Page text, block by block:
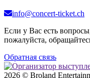
info@concert-ticket.ch
Если у Вас есть
пожалуйста,
Обратная связь
2026 © Broland